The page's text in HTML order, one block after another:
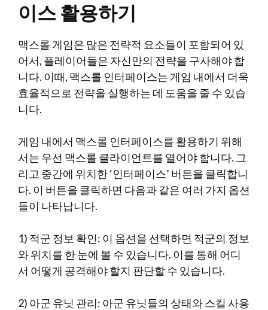
이스 활용하기
맥스롤 게임은 많은 전략적 요소들이 포함되어 있
어서, 플레이어들은 자신만의 전략을 구사해야 합
니다. 이때, 맥스롤 인터페이스는 게임 내에서 더욱
효율적으로 전략을 실행하는 데 도움을 줄 수 있습
니다.
게임 내에서 맥스롤 인터페이스를 활용하기 위해
서는 우선 맥스롤 클라이언트를 열어야 합니다. 그
리고 중간에 위치한 ‘인터페이스’ 버튼을 클릭합니
다. 이 버튼을 클릭하면 다음과 같은 여러 가지 옵션
들이 나타납니다.
1) 적군 정보 확인: 이 옵션을 선택하면 적군의 정보
와 위치를 한 눈에 볼 수 있습니다. 이를 통해 어디
서 어떻게 공격해야 할지 판단할 수 있습니다.
2) 아군 유닛 관리: 아군 유닛들의 상태와 스킬 사용